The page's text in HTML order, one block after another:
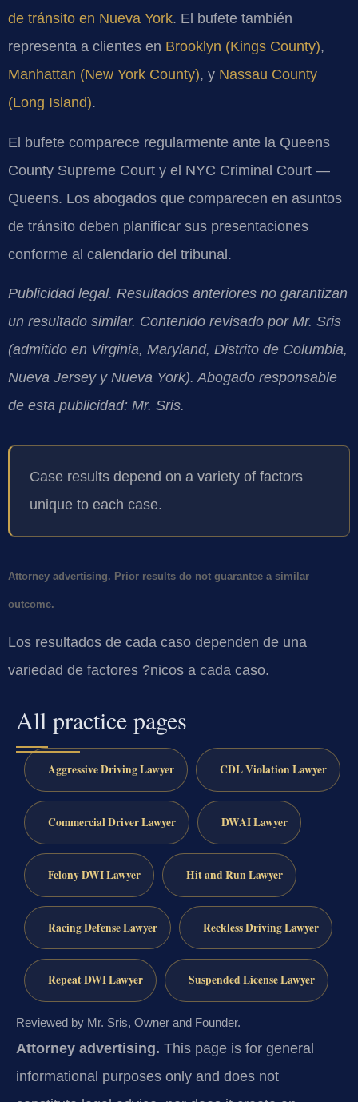
de tránsito en Nueva York. El bufete también
representa a clientes en Brooklyn (Kings County),
Manhattan (New York County), y Nassau County
(Long Island).
El bufete comparece regularmente ante la Queens
County Supreme Court y el NYC Criminal Court —
Queens. Los abogados que comparecen en asuntos
de tránsito deben planificar sus presentaciones
conforme al calendario del tribunal.
Publicidad legal. Resultados anteriores no garantizan
un resultado similar. Contenido revisado por Mr. Sris
(admitido en Virginia, Maryland, Distrito de Columbia,
Nueva Jersey y Nueva York). Abogado responsable
de esta publicidad: Mr. Sris.
Case results depend on a variety of factors
unique to each case.
Attorney advertising. Prior results do not guarantee a similar
outcome.
Los resultados de cada caso dependen de una
variedad de factores ?nicos a cada caso.
All practice pages
Aggressive Driving Lawyer CDL Violation Lawyer
Commercial Driver Lawyer DWAI Lawyer
Felony DWI Lawyer Hit and Run Lawyer
Racing Defense Lawyer Reckless Driving Lawyer
Repeat DWI Lawyer Suspended License Lawyer
Reviewed by Mr. Sris, Owner and Founder.
Attorney advertising. This page is for general
informational purposes only and does not